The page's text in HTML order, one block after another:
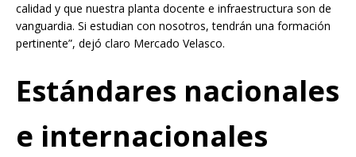
calidad y que nuestra planta docente e infraestructura son de
vanguardia. Si estudian con nosotros, tendrán una formación
pertinente”, dejó claro Mercado Velasco.
Estándares nacionales
e internacionales